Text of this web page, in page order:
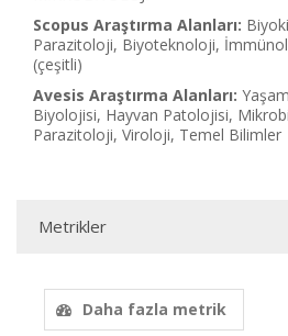
Scopus Araştırma Alanları:
Parazitoloji, Biyoteknoloji,
(çeşitli)
Avesis Araştırma Alanları:
Biyolojisi, Hayvan Patolojisi,
Parazitoloji, Viroloji, Temel Bilimler
Metrikler
Daha fazla metrik